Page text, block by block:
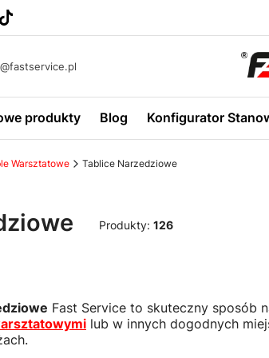
produkty Blog Konfigurator
Warsztatowe Tablice Narzedziowe
Produkty: 126
Fast Service to skuteczny sposób
lub w innych dogodnych